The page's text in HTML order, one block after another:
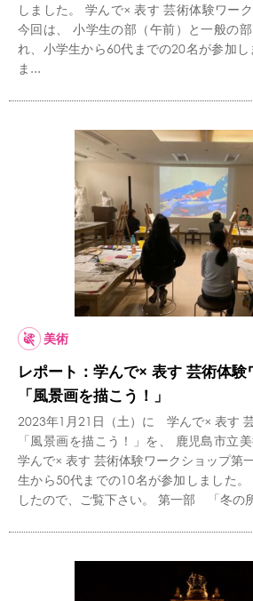
しました。 学んで× 表す 芸術体験ワー
今回は、 小学生の部（午前）と一般の
れ、小学生から60代までの20名が参加
ま...
美術
レポート：学んで× 表す 芸術体験
「風景画を描こう！」
2023年1月21日（土）に 学んで× 表す
「風景画を描こう！」を、 鹿児島市立
学んで× 表す 芸術体験ワークショップ第
生から50代までの10名が参加しました
したので、ご覧下さい。 第一部 「冬の